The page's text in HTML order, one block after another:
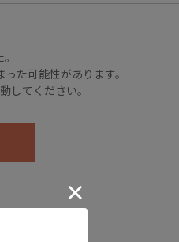
た可能性があります。
してください。